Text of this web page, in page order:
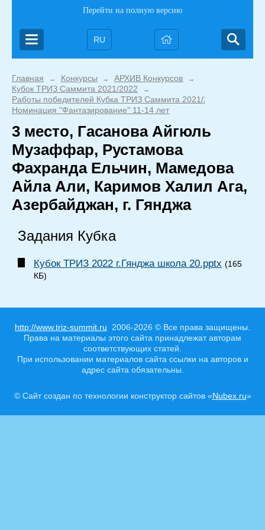
Перейти на полную версию
RU
Главная → Конкурсы → АРХИВ Конкурсов →
Кубок ТРИЗ Саммита 2021/2022 →
Работы победителей Кубка ТРИЗ Саммита 2021/2022
Номинация "Фантазирование" 11-14 лет
3 место, Гасанова Айгюль
Музаффар, Рустамова
Фахранда Ельчин, Мамедова
Айла Али, Каримов Халил Ага,
Азербайджан, г. Гянджа
Задания Кубка
Кубок ТРИЗ 2022 г.Гянджа школа 20.pptx (165
КБ)
http://www.triz-summit.ru 2006-2026 © Все права защищены.
Права на материалы этого сайта принадлежат авторам
соответствующих статей.
При использовании материалов сайта ссылки на авторов и
адрес сайта обязательны.
© Сайт создан по технологии конструктор сайтов «Nubex.ru»